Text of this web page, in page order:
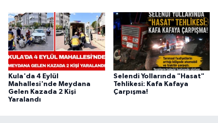
Kula'da 4 Eylül
Mahallesi'nde Meydana
Gelen Kazada 2 Kişi
Yaralandı
Selendi Yollarında "Hasat"
Tehlikesi: Kafa Kafaya
Çarpışma!